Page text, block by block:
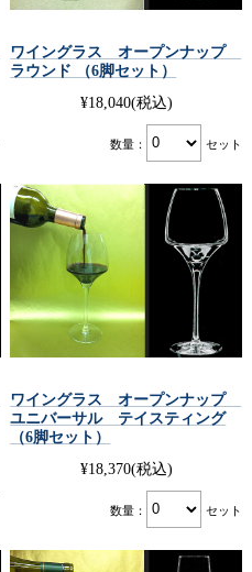
ワイングラス オープンナップ
ラウンド （6脚セット）
¥18,040(税込)
数量： セット
ワイングラス オープンナップ
ユニバーサル テイスティング
（6脚セット）
¥18,370(税込)
数量： セット